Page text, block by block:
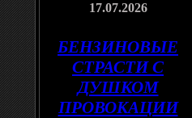
17.07.2026
БЕНЗИНОВЫЕ
СТРАСТИ С
ДУШКОМ
ПРОВОКАЦИИ